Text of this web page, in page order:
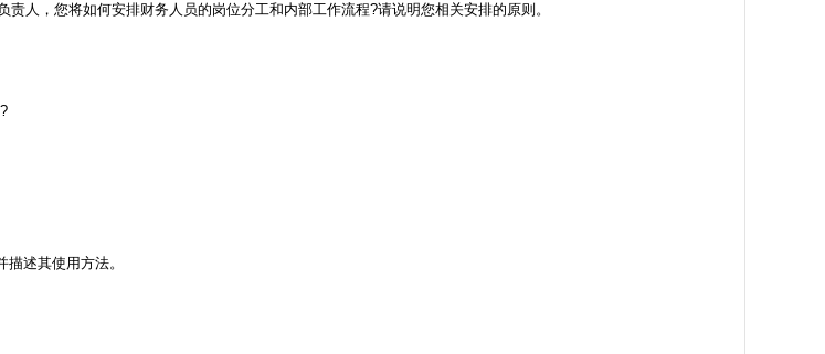
人，您将如何安排财务人员的岗位分工和内部工作流程?请说明您相关安排的原则。
述其使用方法。